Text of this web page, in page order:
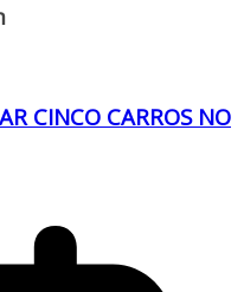
CINCO CARROS NO